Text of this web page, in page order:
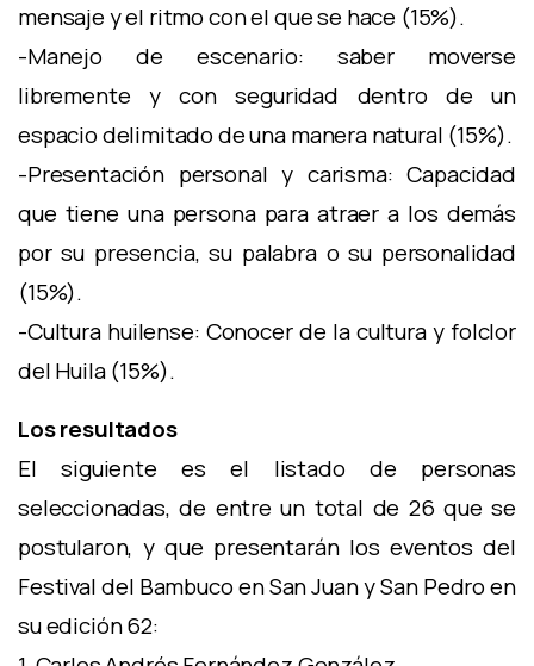
mensaje y el ritmo con el que se hace (15%).
-Manejo de escenario: saber moverse
libremente y con seguridad dentro de un
espacio delimitado de una manera natural (15%).
-Presentación personal y carisma: Capacidad
que tiene una persona para atraer a los demás
por su presencia, su palabra o su personalidad
(15%).
-Cultura huilense: Conocer de la cultura y folclor
del Huila (15%).
Los resultados
El siguiente es el listado de personas
seleccionadas, de entre un total de 26 que se
postularon, y que presentarán los eventos del
Festival del Bambuco en San Juan y San Pedro en
su edición 62: